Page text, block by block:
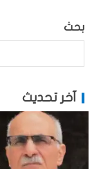
بحث
آخر تحديث